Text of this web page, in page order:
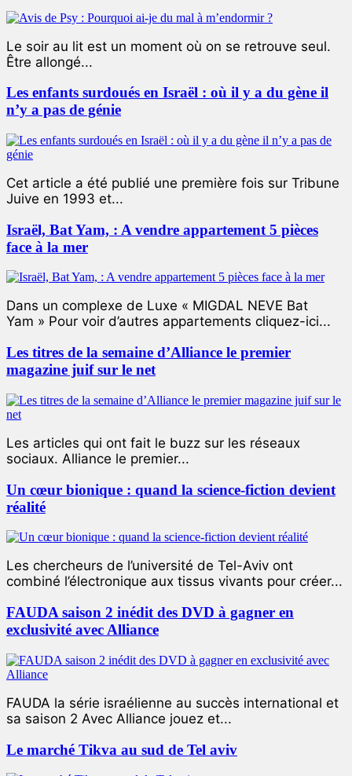
Le soir au lit est un moment où on se retrouve seul.
Être allongé...
Les enfants surdoués en Israël : où il y a du gène il
n’y a pas de génie
Cet article a été publié une première fois sur Tribune
Juive en 1993 et...
Israël, Bat Yam, : A vendre appartement 5 pièces
face à la mer
Dans un complexe de Luxe « MIGDAL NEVE Bat
Yam » Pour voir d’autres appartements cliquez-ici...
Les titres de la semaine d’Alliance le premier
magazine juif sur le net
Les articles qui ont fait le buzz sur les réseaux
sociaux. Alliance le premier...
Un cœur bionique : quand la science-fiction devient
réalité
Les chercheurs de l’université de Tel-Aviv ont
combiné l’électronique aux tissus vivants pour créer...
FAUDA saison 2 inédit des DVD à gagner en
exclusivité avec Alliance
FAUDA la série israélienne au succès international et
sa saison 2 Avec Alliance jouez et...
Le marché Tikva au sud de Tel aviv